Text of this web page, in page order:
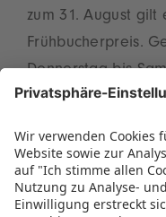
zum 31. August
Frühbucherpreis.
Donnerstag bis
am Sonntag bis 18
Diese Information teilen: